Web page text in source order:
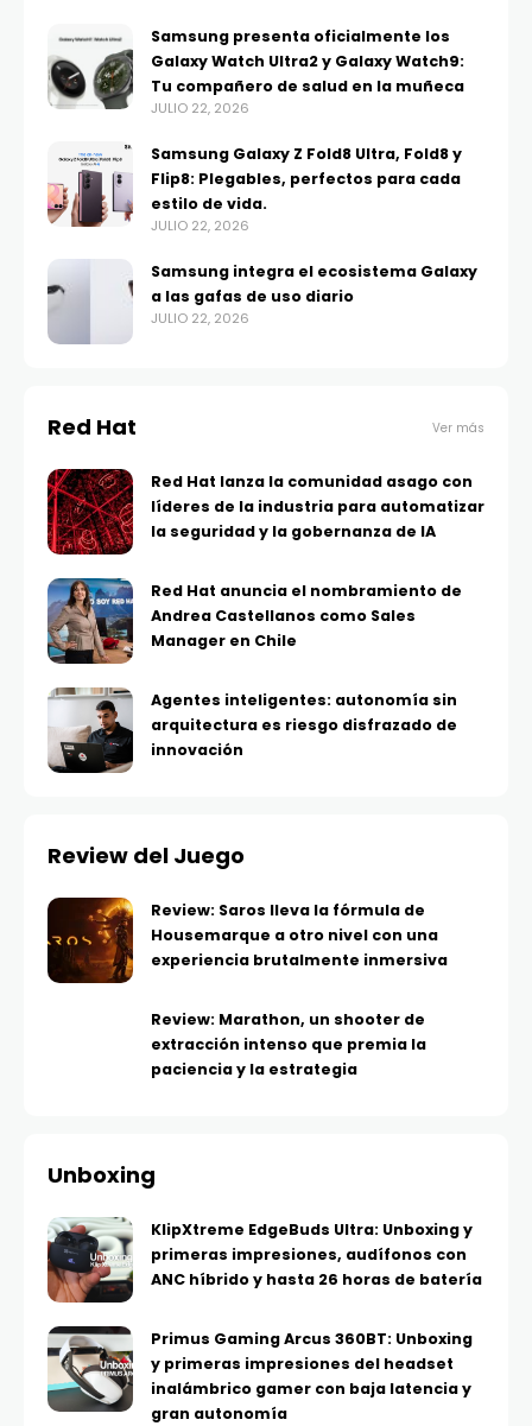
Samsung presenta oficialmente los
Galaxy Watch Ultra2 y Galaxy Watch9:
Tu compañero de salud en la muñeca
JULIO 22, 2026
Samsung Galaxy Z Fold8 Ultra, Fold8 y
Flip8: Plegables, perfectos para cada
estilo de vida.
JULIO 22, 2026
Samsung integra el ecosistema Galaxy
a las gafas de uso diario
JULIO 22, 2026
Red Hat Ver más
Red Hat lanza la comunidad asago con
líderes de la industria para automatizar
la seguridad y la gobernanza de IA
Red Hat anuncia el nombramiento de
Andrea Castellanos como Sales
Manager en Chile
Agentes inteligentes: autonomía sin
arquitectura es riesgo disfrazado de
innovación
Review del Juego
Review: Saros lleva la fórmula de
Housemarque a otro nivel con una
experiencia brutalmente inmersiva
Review: Marathon, un shooter de
extracción intenso que premia la
paciencia y la estrategia
Unboxing
KlipXtreme EdgeBuds Ultra: Unboxing y
primeras impresiones, audífonos con
ANC híbrido y hasta 26 horas de batería
Primus Gaming Arcus 360BT: Unboxing
y primeras impresiones del headset
inalámbrico gamer con baja latencia y
gran autonomía